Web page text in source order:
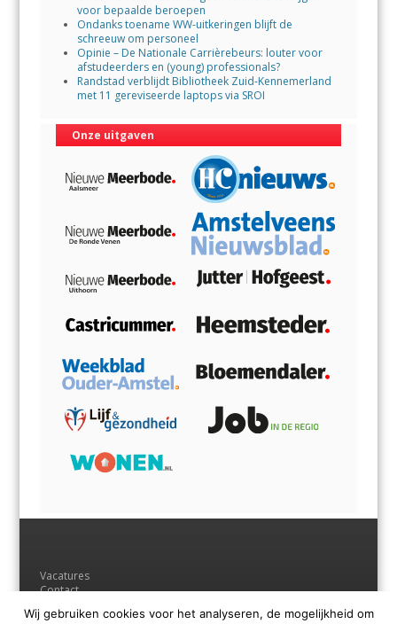
voor bepaalde beroepen
Ondanks toename WW-uitkeringen blijft de
schreeuw om personeel
Opinie – De Nationale Carrièrebeurs: louter voor
afstudeerders en (young) professionals?
Randstad verblijdt Bibliotheek Zuid-Kennemerland
met 11 gereviseerde laptops via SROI
Onze uitgaven
Vacatures
Contact
Andere uitgaven
Wij gebruiken cookies voor het analyseren, de mogelijkheid om